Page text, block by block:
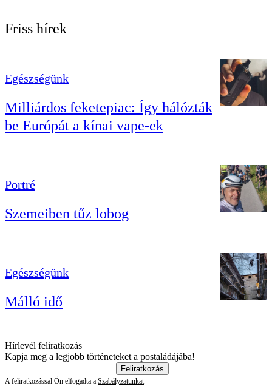
Friss hírek
Egészségünk
Milliárdos feketepiac: Így hálózták
be Európát a kínai vape-ek
Portré
Szemeiben tűz lobog
Egészségünk
Málló idő
Hírlevél feliratkozás
Kapja meg a legjobb történeteket a postaládájába!
Feliratkozás
A feliratkozással Ön elfogadta a Szabályzatunkat